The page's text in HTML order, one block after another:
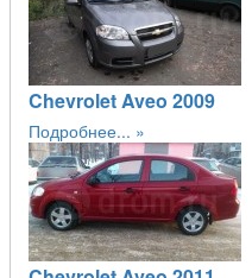
Chevrolet Aveo 2009
Подробнее...